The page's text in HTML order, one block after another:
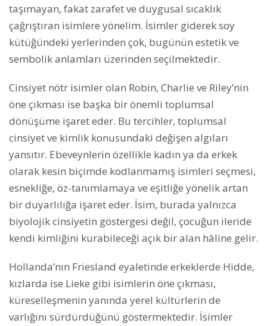
taşımayan, fakat zarafet ve duygusal sıcaklık
çağrıştıran isimlere yönelim. İsimler giderek soy
kütüğündeki yerlerinden çok, bugünün estetik ve
sembolik anlamları üzerinden seçilmektedir.
Cinsiyet nötr isimler olan Robin, Charlie ve Riley’nin
öne çıkması ise başka bir önemli toplumsal
dönüşüme işaret eder. Bu tercihler, toplumsal
cinsiyet ve kimlik konusundaki değişen algıları
yansıtır. Ebeveynlerin özellikle kadın ya da erkek
olarak kesin biçimde kodlanmamış isimleri seçmesi,
esnekliğe, öz-tanımlamaya ve eşitliğe yönelik artan
bir duyarlılığa işaret eder. İsim, burada yalnızca
biyolojik cinsiyetin göstergesi değil, çocuğun ileride
kendi kimliğini kurabileceği açık bir alan hâline gelir.
Hollanda’nın Friesland eyaletinde erkeklerde Hidde,
kızlarda ise Lieke gibi isimlerin öne çıkması,
küreselleşmenin yanında yerel kültürlerin de
varlığını sürdürdüğünü göstermektedir. İsimler